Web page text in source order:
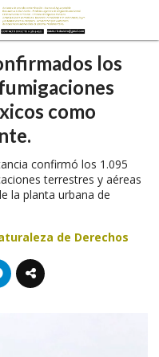
los
como
confirmó los 1.095
terrestres y aéreas
la planta urbana de
de Derechos